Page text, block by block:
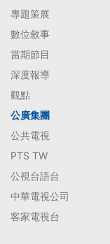
專題策展
數位敘事
當期節目
深度報導
觀點
公廣集團
公共電視
PTS TW
公視台語台
中華電視公司
客家電視台